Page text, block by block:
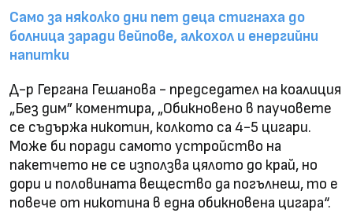
Само за няколко дни пет деца стигнаха до
болница заради вейпове, алкохол и енергийни
напитки
Д-р Гергана Гешанова - председател на коалиция
„Без дим” коментира, „Обикновено в паучовете
се съдържа никотин, колкото са 4-5 цигари.
Може би поради самото устройство на
пакетчето не се използва цялото до край, но
дори и половината вещество да погълнеш, то е
повече от никотина в една обикновена цигара“.